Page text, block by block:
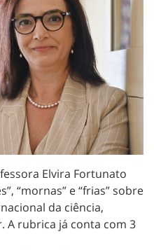
Elvira Fortunato
“mornas” e “frias” sobre
da ciência,
A rubrica já conta com 3